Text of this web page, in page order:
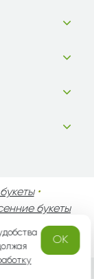
•
букеты
•
OK